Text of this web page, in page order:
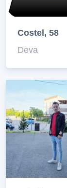
Costel, 58
Deva